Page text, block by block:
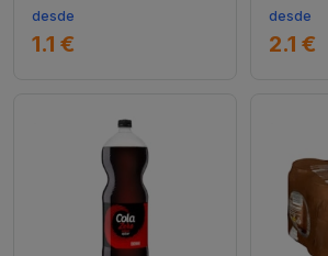
desde
1.1 €
desde
2.1 €